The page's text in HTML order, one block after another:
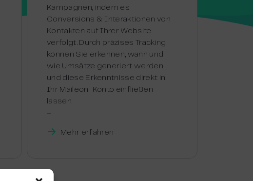
Kampagnen, indem es
Conversions & Interaktionen von
Kontakten auf Ihrer Website
verfolgt. Durch präzises Tracking
können Sie erkennen, wann und
wie Umsätze generiert werden
und diese Erkenntnisse direkt in
Ihr Maileon-Konto einfließen
lassen.
–
Mehr erfahren